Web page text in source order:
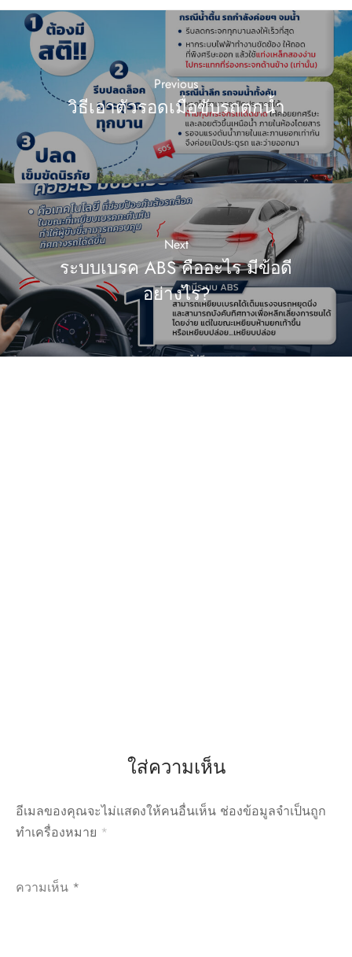
Previous
วิธีเอาตัวรอดเมื่อขับรถตกน้ำ
Next
ระบบเบรค ABS คืออะไร มีข้อดี
อย่างไร?
ใส่ความเห็น
อีเมลของคุณจะไม่แสดงให้คนอื่นเห็น ช่องข้อมูลจำเป็นถูก
ทำเครื่องหมาย *
ความเห็น *